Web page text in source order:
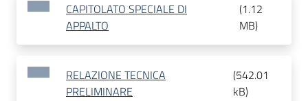
CAPITOLATO SPECIALE DI
APPALTO
(1.12
MB)
RELAZIONE TECNICA
PRELIMINARE
(542.01
kB)